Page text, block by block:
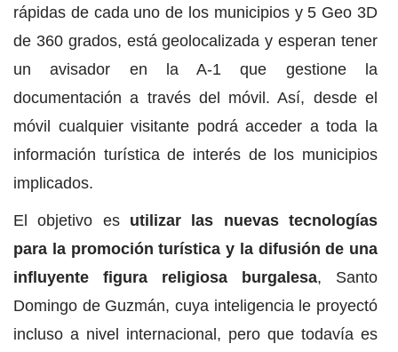
rápidas de cada uno de los municipios y 5 Geo 3D
de 360 grados, está geolocalizada y esperan tener
un avisador en la A-1 que gestione la
documentación a través del móvil. Así, desde el
móvil cualquier visitante podrá acceder a toda la
información turística de interés de los municipios
implicados.
El objetivo esutilizar las nuevas tecnologías
para la promoción turística y la difusión de una
influyente figura religiosa burgalesa, Santo
Domingo de Guzmán, cuya inteligencia le proyectó
incluso a nivel internacional, pero que todavía es